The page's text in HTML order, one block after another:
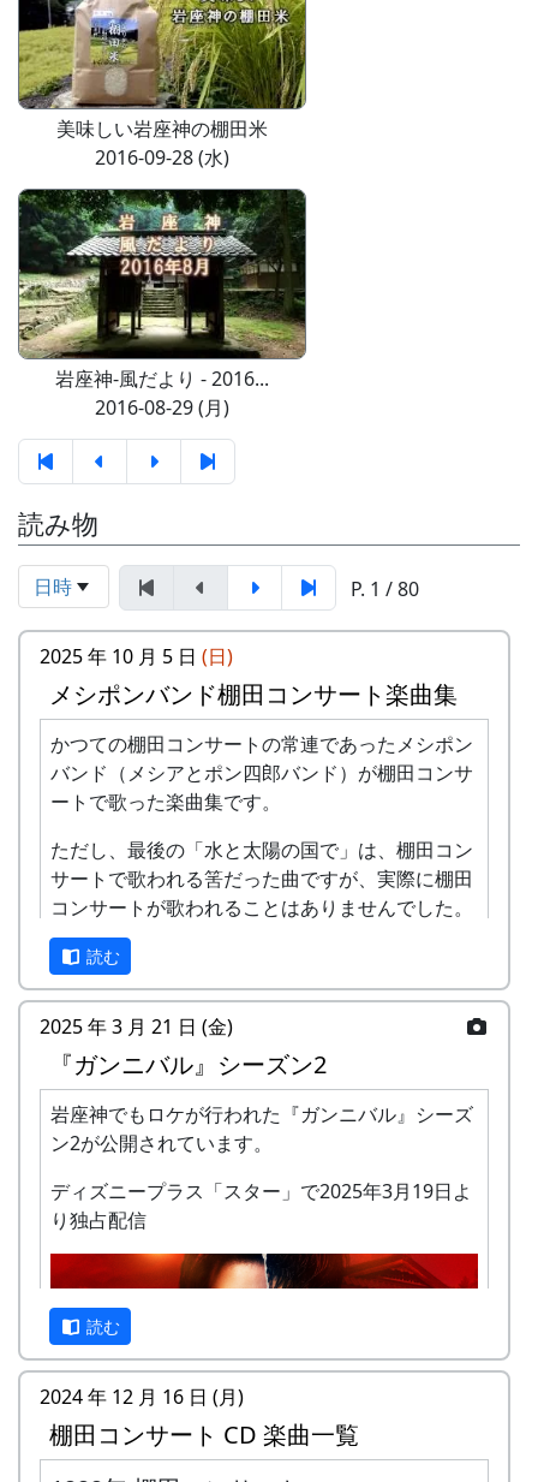
美味しい岩座神の棚田米
2016-09-28 (水)
岩座神-風だより - 2016...
2016-08-29 (月)
読み物
日時 P. 1 / 80
2025 年 10 月 5 日 (日)
メシポンバンド棚田コンサート楽曲集
かつての棚田コンサートの常連であったメシポン
バンド（メシアとポン四郎バンド）が棚田コンサ
ートで歌った楽曲集です。
ただし、最後の「水と太陽の国で」は、棚田コン
サートで歌われる筈だった曲ですが、実際に棚田
コンサートが歌われることはありませんでした。
棚田のうた ～ふるさと加美の里へ～
私達メシポンバンドが若い頃連続出場を果たして
ガーの“坂庭省悟さん”を始め審査員の方が見守る
中、毎年優秀バンドが表彰されました。
私達は、この「棚田のうた ～ふるさと加美の里
へ～」で出場した年、“２位”に入ることができま
した。賞品は何と！「地元産の卵、半年分」でし
読む
2025 年 3 月 21 日 (金)
『ガンニバル』シーズン2
岩座神でもロケが行われた『ガンニバル』シーズ
ン2が公開されています。
ディズニープラス「スター」で2025年3月19日よ
り独占配信
読む
2024 年 12 月 16 日 (月)
棚田コンサート CD 楽曲一覧